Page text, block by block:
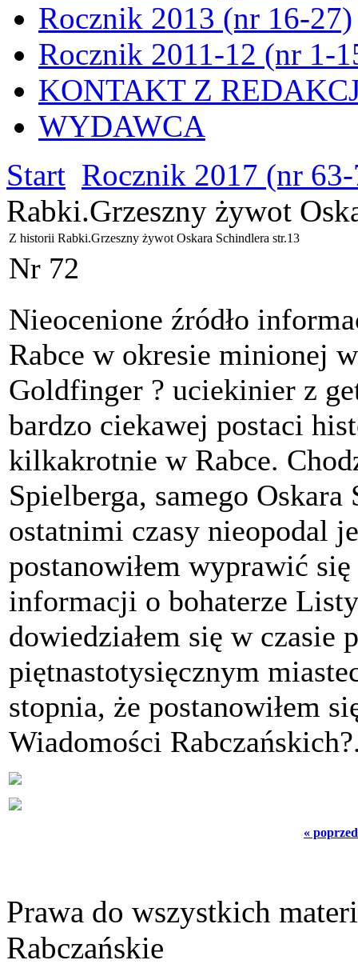
Rocznik 2013 (nr 16-27)
Rocznik 2011-12 (nr 1-
KONTAKT Z
WYDAWCA
Start Rocznik 2017 (nr
Rabki.Grzeszny żywot
Z historii Rabki.Grzeszny żywot Oskara Schindlera str.13
Nr 72
Nieocenione źródło
Rabce w okresie minionej
Goldfinger ? uciekinier z
bardzo ciekawej postaci
kilkakrotnie w Rabce.
Spielberga, samego
ostatnimi czasy nieopodal
postanowiłem wyprawić
informacji o bohaterze
dowiedziałem się w czasie
piętnastotysięcznym
stopnia, że postanowiłem
Wiadomości
«
Prawa do wszystkich
Rabczańskie